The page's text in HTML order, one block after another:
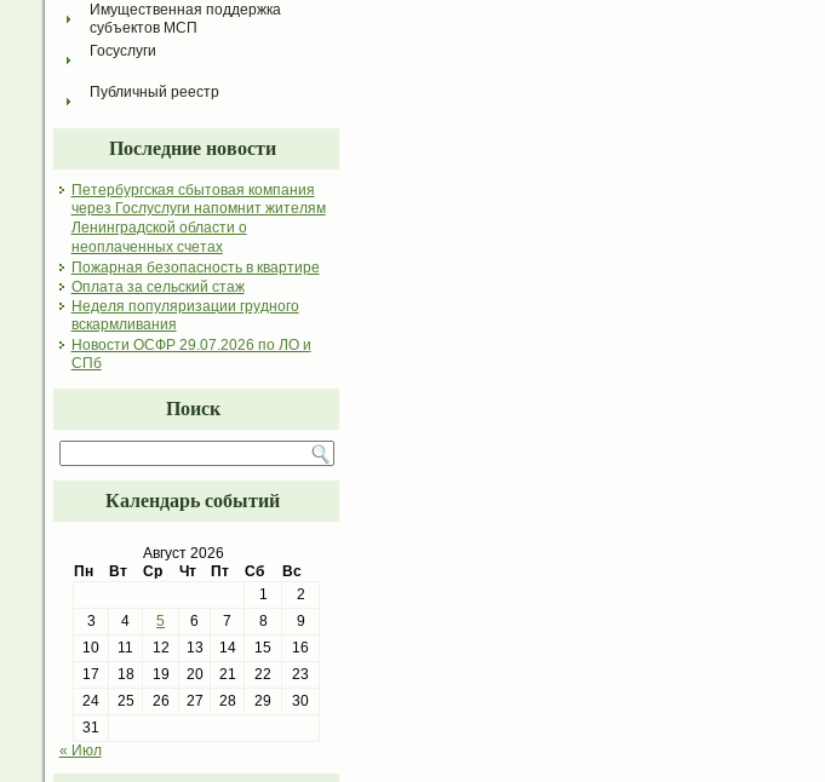
Имущественная поддержка
субъектов МСП
Госуслуги
Публичный реестр
Последние новости
Петербургская сбытовая компания
через Гослуслуги напомнит жителям
Ленинградской области о
неоплаченных счетах
Пожарная безопасность в квартире
Оплата за сельский стаж
Неделя популяризации грудного
вскармливания
Новости ОСФР 29.07.2026 по ЛО и
СПб
Поиск
Календарь событий
Август 2026
Пн
Вт Ср Чт Пт Сб
Вс
1
2
3
4 5 6 7 8
9
10
11 12 13 14 15
16
17
18 19 20 21 22
23
24
25 26 27 28 29
30
31
« Июл